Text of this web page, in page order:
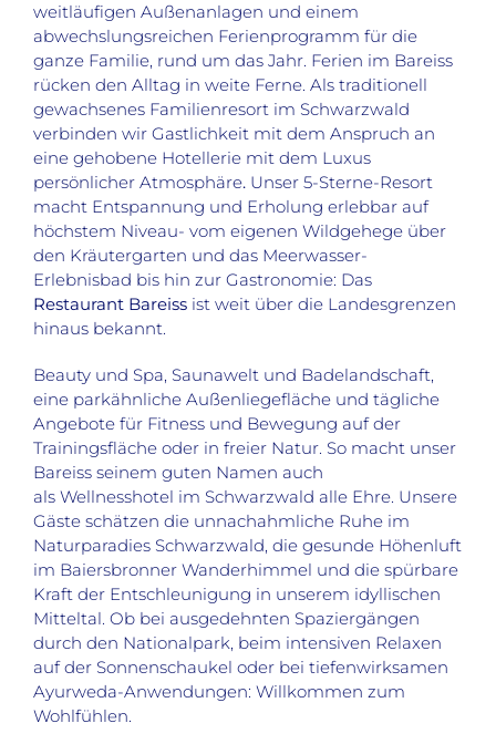
weitläufigen Außenanlagen und einem
abwechslungsreichen Ferienprogramm für die
ganze Familie, rund um das Jahr. Ferien im Bareiss
rücken den Alltag in weite Ferne. Als traditionell
gewachsenes Familienresort im Schwarzwald
verbinden wir Gastlichkeit mit dem Anspruch an
eine gehobene Hotellerie mit dem Luxus
persönlicher Atmosphäre.Unser 5-Sterne-Resort
macht Entspannung und Erholung erlebbar auf
höchstem Niveau- vom eigenen Wildgehege über
den Kräutergarten und das Meerwasser-
Erlebnisbad bis hin zur Gastronomie: Das
Restaurant Bareissist weit über die Landesgrenzen
hinaus bekannt.
Beauty und Spa, Saunawelt und Badelandschaft,
eine parkähnliche Außenliegefläche und tägliche
Angebote für Fitness und Bewegung auf der
Trainingsfläche oder in freier Natur. So macht unser
Bareiss seinem guten Namen auch
als Wellnesshotel im Schwarzwald alle Ehre. Unsere
Gäste schätzen die unnachahmliche Ruhe im
Naturparadies Schwarzwald, die gesunde Höhenluft
im Baiersbronner Wanderhimmel und die spürbare
Kraft der Entschleunigung in unserem idyllischen
Mitteltal. Ob bei ausgedehnten Spaziergängen
durch den Nationalpark, beim intensiven Relaxen
auf der Sonnenschaukel oder bei tiefenwirksamen
Ayurweda-Anwendungen: Willkommen zum
Wohlfühlen.